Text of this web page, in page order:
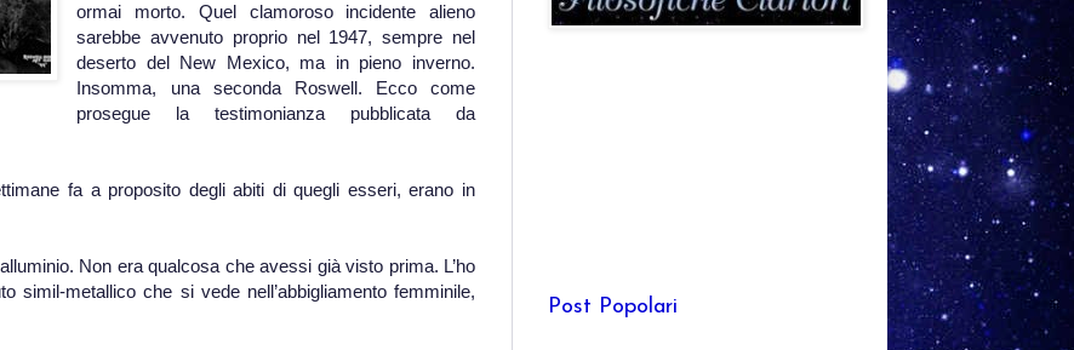
ormai morto. Quel clamoroso incidente alieno
sarebbe avvenuto proprio nel 1947, sempre nel
deserto del New Mexico, ma in pieno inverno.
Insomma, una seconda Roswell. Ecco come
prosegue la testimonianza pubblicata da
fa a proposito degli abiti di quegli esseri, erano in
Non era qualcosa che avessi già visto prima. L’ho
simil-metallico che si vede nell’abbigliamento femminile,
Post Popolari